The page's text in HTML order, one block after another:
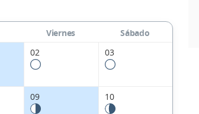
Viernes
Sábado
02 03
09 10